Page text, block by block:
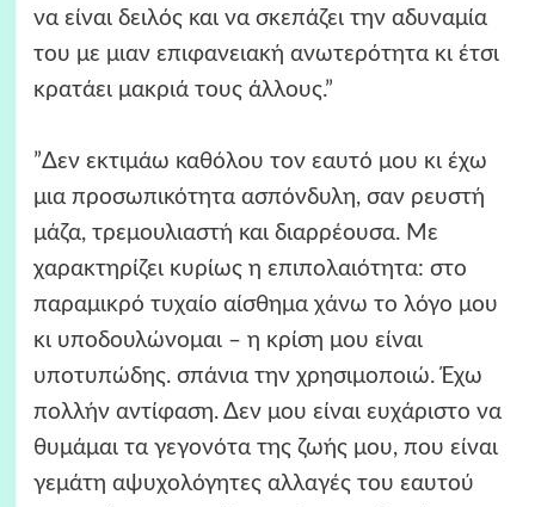
να είναι δειλός και να σκεπάζει την αδυναμία
του με μιαν επιφανειακή ανωτερότητα κι έτσι
κρατάει μακριά τους άλλους.”
”Δεν εκτιμάω καθόλου τον εαυτό μου κι έχω
μια προσωπικότητα ασπόνδυλη, σαν ρευστή
μάζα, τρεμουλιαστή και διαρρέουσα. Με
χαρακτηρίζει κυρίως η επιπολαιότητα: στο
παραμικρό τυχαίο αίσθημα χάνω το λόγο μου
κι υποδουλώνομαι – η κρίση μου είναι
υποτυπώδης. σπάνια την χρησιμοποιώ. Έχω
πολλήν αντίφαση. Δεν μου είναι ευχάριστο να
θυμάμαι τα γεγονότα της ζωής μου, που είναι
γεμάτη αψυχολόγητες αλλαγές του εαυτού